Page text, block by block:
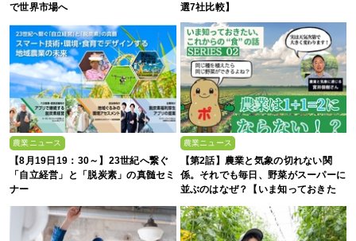
で世界市場へ
選7社比較】
農業ニュース
【8月19日19：30～】23世紀へ繋ぐ
「自立経営」と「脱炭素」の真髄セミ
ナー
農業ニュース
【第2話】農業と気象の切れない関
係。それでも毎日、野菜がスーパーに
並ぶのはなぜ？【いま知っておきた
い、これからの”食”の話】